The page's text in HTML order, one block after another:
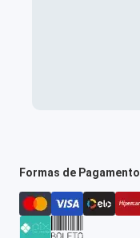
Formas de Pagamento